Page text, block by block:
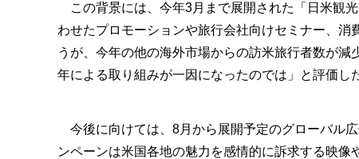
この背景には、今年3月まで展開された「日米観
わせたプロモーションや旅行会社向けセミナー、
うが、今年の他の海外市場からの訪米旅行者数が
年による取り組みが一因になったのでは」と評価し
今後に向けては、8月から展開予定のグローバル
ンペーンは米国各地の魅力を感情的に訴求する映